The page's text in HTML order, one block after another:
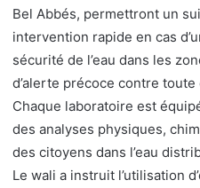
Bel Abbés, permettront un
intervention rapide en cas
sécurité de l’eau dans les
d’alerte précoce contre
Chaque laboratoire est
des analyses physiques,
des citoyens dans l’eau
Le wali a instruit l’utilisation